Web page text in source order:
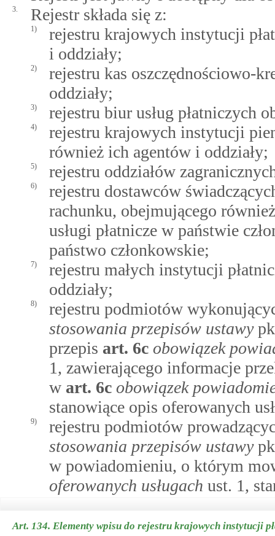
3. Rejestr składa się z:
1)
rejestru krajowych instytucji
i oddziały;
2)
rejestru kas oszczędnościowo-
oddziały;
3) rejestru biur usług płatniczych
4)
rejestru krajowych instytucji
również ich agentów i oddziały;
5) rejestru oddziałów
6)
rejestru dostawców
rachunku, obejmującego
usługi płatnicze w państwie
państwo członkowskie;
7)
rejestru małych instytucji
oddziały;
8)
rejestru podmiotów
stosowania przepisów ustawy
przepis art. 6c obowiązek
1, zawierającego informacje
w art. 6c obowiązek
stanowiące opis oferowanych
9)
rejestru podmiotów
stosowania przepisów ustawy
w powiadomieniu, o którym
oferowanych usługach ust. 1,
Art. 134. Elementy wpisu do rejestru krajowych instytucji